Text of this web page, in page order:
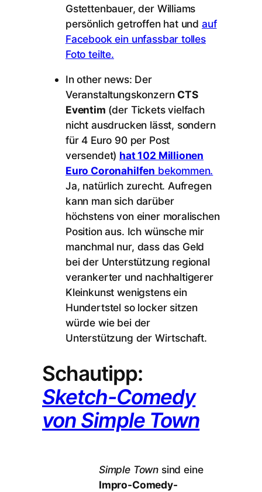
Gstettenbauer, der Williams
persönlich getroffen hat und auf
Facebook ein unfassbar tolles
Foto teilte.
In other news: Der
Veranstaltungskonzern CTS
Eventim (der Tickets vielfach
nicht ausdrucken lässt, sondern
für 4 Euro 90 per Post
versendet) hat 102 Millionen
Euro Coronahilfen bekommen.
Ja, natürlich zurecht. Aufregen
kann man sich darüber
höchstens von einer moralischen
Position aus. Ich wünsche mir
manchmal nur, dass das Geld
bei der Unterstützung regional
verankerter und nachhaltigerer
Kleinkunst wenigstens ein
Hundertstel so locker sitzen
würde wie bei der
Unterstützung der Wirtschaft.
Schautipp:
Sketch-Comedy
von Simple Town
Simple Town sind eine
Impro-Comedy-